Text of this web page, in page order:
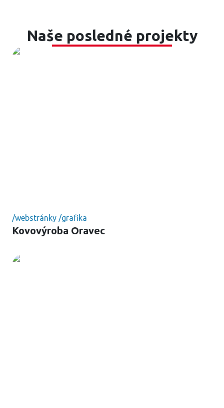
Naše posledné projekty
/webstránky /grafika
Kovovýroba Oravec